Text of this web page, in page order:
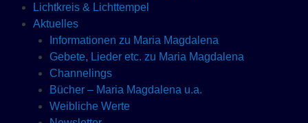
Lichtkreis & Lichttempel
Aktuelles
Informationen zu Maria Magdalena
Gebete, Lieder etc. zu Maria Magdalena
Channelings
Bücher – Maria Magdalena u.a.
Weibliche Werte